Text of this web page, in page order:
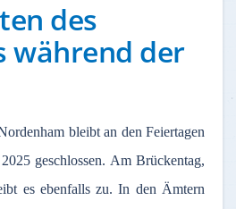
des
während der
bleibt an den Feiertagen
geschlossen. Am Brückentag,
es ebenfalls zu. In den Ämtern